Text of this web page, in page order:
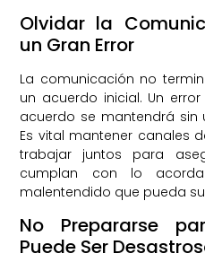
Olvidar la
un Gran Error
La comunicación no
un acuerdo inicial. Un
acuerdo se mantendrá sin
Es vital mantener canales
trabajar juntos para
cumplan con lo
malentendido que pueda
No Prepararse
Puede Ser